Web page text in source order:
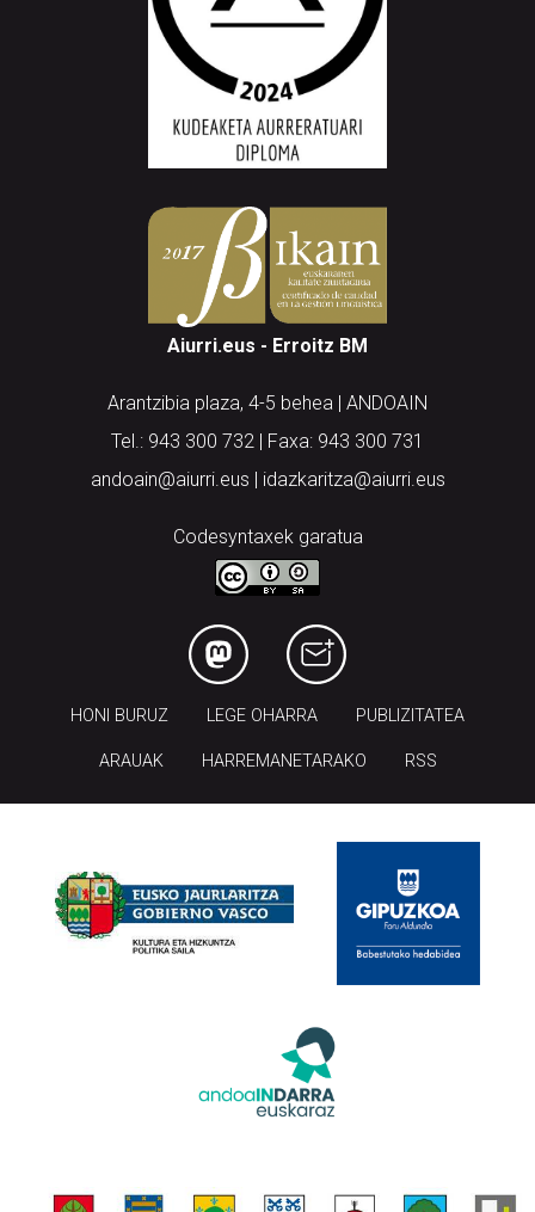
Aiurri.eus - Erroitz BM
Arantzibia plaza, 4-5 behea | ANDOAIN
Tel.: 943 300 732 | Faxa: 943 300 731
andoain@aiurri.eus | idazkaritza@aiurri.eus
Codesyntaxek garatua
HONI BURUZ LEGE OHARRA PUBLIZITATEA
ARAUAK HARREMANETARAKO RSS